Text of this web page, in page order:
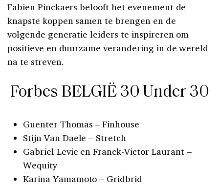
Fabien Pinckaers belooft het evenement de
knapste koppen samen te brengen en de
volgende generatie leiders te inspireren om
positieve en duurzame verandering in de wereld
na te streven.
Forbes BELGIË 30 Under 30
Guenter Thomas – Finhouse
Stijn Van Daele – Stretch
Gabriel Levie en Franck-Victor Laurant –
Wequity
Karina Yamamoto – Gridbrid